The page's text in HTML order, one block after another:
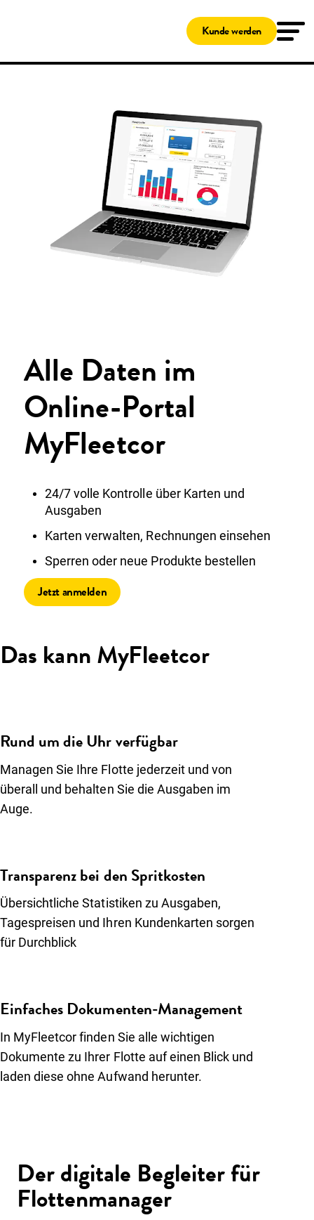
Ladekarten
Das Clean Advantage® Programm
Kunde werden
Alle Daten im
Online-Portal
MyFleetcor
24/7 volle Kontrolle über Karten und
Ausgaben
Karten verwalten, Rechnungen einsehen
Sperren oder neue Produkte bestellen
Jetzt anmelden
Das kann MyFleetcor
Rund um die Uhr verfügbar
Managen Sie Ihre Flotte jederzeit und von
überall und behalten Sie die Ausgaben im
Auge.
Transparenz bei den Spritkosten
Übersichtliche Statistiken zu Ausgaben,
Tagespreisen und Ihren Kundenkarten sorgen
für Durchblick
Einfaches Dokumenten-Management
In MyFleetcor finden Sie alle wichtigen
Dokumente zu Ihrer Flotte auf einen Blick und
laden diese ohne Aufwand herunter.
Der digitale Begleiter für
Flottenmanager